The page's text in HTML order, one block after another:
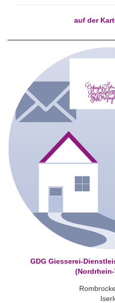
auf der
GDG Giesserei-